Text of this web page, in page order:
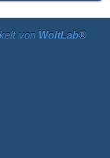
von WoltLab®